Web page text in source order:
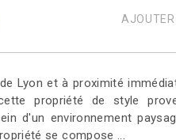
Lyon et à proximité
propriété de style
d'un environnement
se compose ...